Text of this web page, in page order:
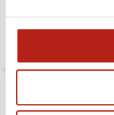
54,99